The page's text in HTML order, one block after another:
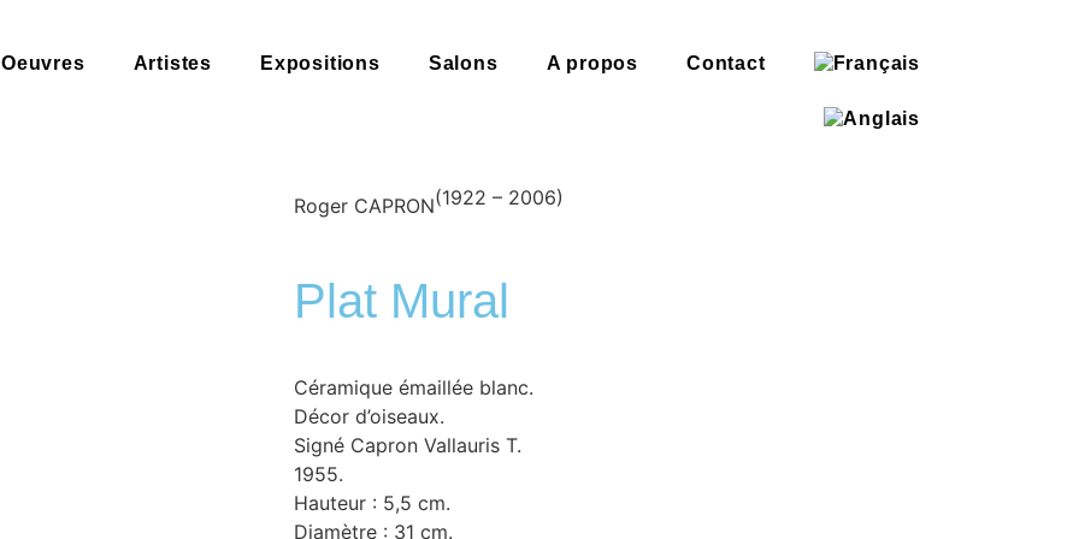
Oeuvres Artistes Expositions Salons A propos Contact
Roger CAPRON(1922 – 2006)
Plat Mural
Céramique émaillée blanc.
Décor d’oiseaux.
Signé Capron Vallauris T.
1955.
Hauteur : 5,5 cm.
Diamètre : 31 cm.